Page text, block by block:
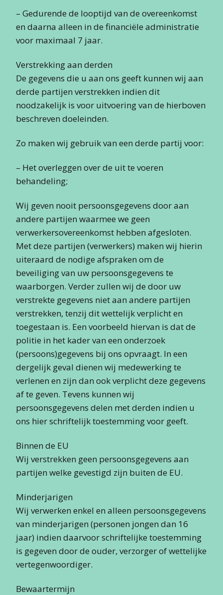
– Gedurende de looptijd van de overeenkomst
en daarna alleen in de financiële administratie
voor maximaal 7 jaar.
Verstrekking aan derden
De gegevens die u aan ons geeft kunnen wij aan
derde partijen verstrekken indien dit
noodzakelijk is voor uitvoering van de hierboven
beschreven doeleinden.
Zo maken wij gebruik van een derde partij voor:
– Het overleggen over de uit te voeren
behandeling;
Wij geven nooit persoonsgegevens door aan
andere partijen waarmee we geen
verwerkersovereenkomst hebben afgesloten.
Met deze partijen (verwerkers) maken wij hierin
uiteraard de nodige afspraken om de
beveiliging van uw persoonsgegevens te
waarborgen. Verder zullen wij de door uw
verstrekte gegevens niet aan andere partijen
verstrekken, tenzij dit wettelijk verplicht en
toegestaan is. Een voorbeeld hiervan is dat de
politie in het kader van een onderzoek
(persoons)gegevens bij ons opvraagt. In een
dergelijk geval dienen wij medewerking te
verlenen en zijn dan ook verplicht deze gegevens
af te geven. Tevens kunnen wij
persoonsgegevens delen met derden indien u
ons hier schriftelijk toestemming voor geeft.
Binnen de EU
Wij verstrekken geen persoonsgegevens aan
partijen welke gevestigd zijn buiten de EU.
Minderjarigen
Wij verwerken enkel en alleen persoonsgegevens
van minderjarigen (personen jongen dan 16
jaar) indien daarvoor schriftelijke toestemming
is gegeven door de ouder, verzorger of wettelijke
vertegenwoordiger.
Bewaartermijn